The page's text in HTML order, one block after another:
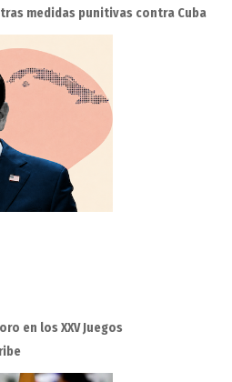
medidas punitivas contra Cuba
en los XXV Juegos